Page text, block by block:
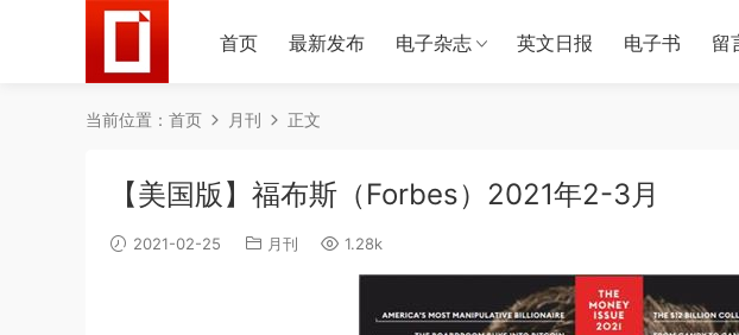
首页 最新发布 电子杂志 英文日报 电子书 留
当前位置： 首页 月刊 正文
【美国版】福布斯（Forbes）2021年2-3月
2021-02-25 月刊 1.28k